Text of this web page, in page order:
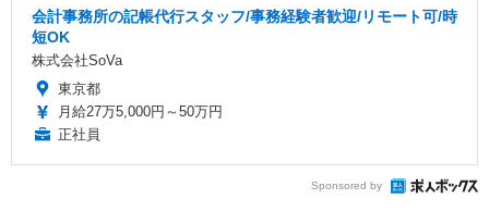
会計事務所の記帳代行スタッフ/事務経験者歓迎/リモート可/時
短OK
株式会社SoVa
東京都
月給27万5,000円～50万円
正社員
Sponsored by